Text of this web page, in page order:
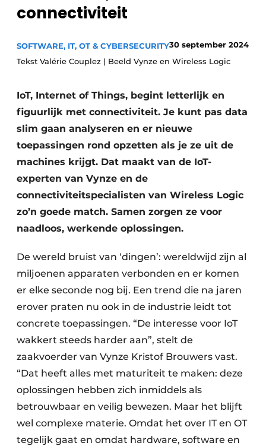
Privacy / Cookie statement
Vacatures
connectiviteit
SOFTWARE, IT, OT & CYBERSECURITY30 september 2024
Tekst Valérie Couplez | Beeld Vynze en Wireless Logic
IoT, Internet of Things, begint letterlijk en
figuurlijk met connectiviteit. Je kunt pas data
slim gaan analyseren en er nieuwe
toepassingen rond opzetten als je ze uit de
machines krijgt. Dat maakt van de IoT-
experten van Vynze en de
connectiviteitspecialisten van Wireless Logic
zo’n goede match. Samen zorgen ze voor
naadloos, werkende oplossingen.
De wereld bruist van ‘dingen’: wereldwijd zijn al
miljoenen apparaten verbonden en er komen
er elke seconde nog bij. Een trend die na jaren
erover praten nu ook in de industrie leidt tot
concrete toepassingen. “De interesse voor IoT
wakkert steeds harder aan”, stelt de
zaakvoerder van Vynze Kristof Brouwers vast.
“Dat heeft alles met maturiteit te maken: deze
oplossingen hebben zich inmiddels als
betrouwbaar en veilig bewezen. Maar het blijft
wel complexe materie. Omdat het over IT en OT
tegelijk gaat en omdat hardware, software en